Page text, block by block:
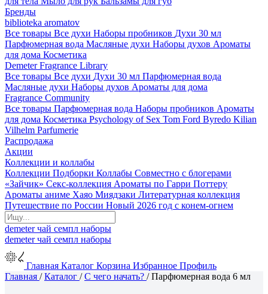
Бренды
biblioteka aromatov
Все товары Все духи Наборы пробников Духи 30 мл
Парфюмерная вода Масляные духи Наборы духов Ароматы
для дома Косметика
Demeter Fragrance Library
Все товары Все духи Духи 30 мл Парфюмерная вода
Масляные духи Наборы духов Ароматы для дома
Fragrance Community
Все товары Парфюмерная вода Наборы пробников Ароматы
для дома Косметика Psychology of Sex Tom Ford Byredo Kilian
Vilhelm Parfumerie
Распродажа
Акции
Коллекции и коллабы
Коллекции Подборки Коллабы Совместно с блогерами
«Зайчик» Секс-коллекция Ароматы по Гарри Поттеру
Ароматы аниме Хаяо Миядзаки Литературная коллекция
Путешествие по России Новый 2026 год с конем-огнем
demeterчай семпл наборы
demeterчай семпл наборы
Главная Каталог Корзина Избранное Профиль
Главная /Каталог /С чего начать? /Парфюмерная вода 6 мл